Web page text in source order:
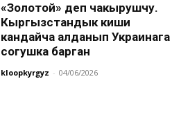
«Золотой» деп чакырушчу.
Кыргызстандык киши
кандайча алданып Украинага
согушка барган
kloopkyrgyz - 04/06/2026